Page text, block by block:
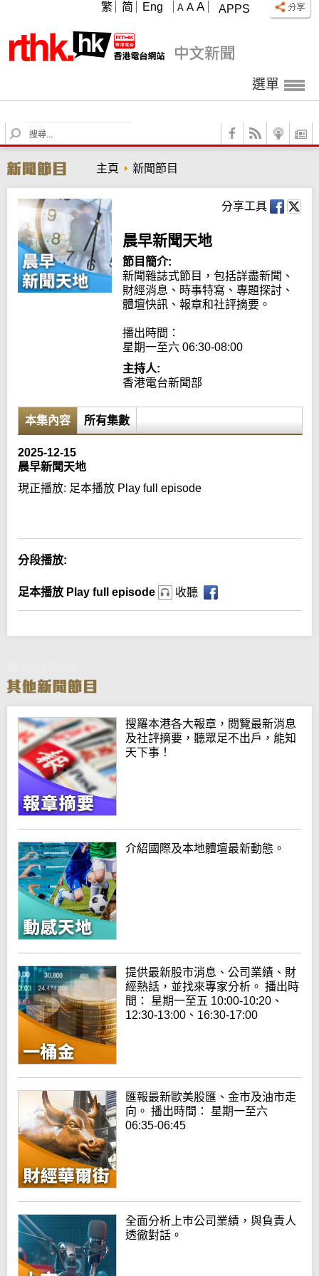
APPS
A A A
繁 简 Eng
選單
S
e
r
c
h
主頁 新聞節目
分享工具
晨早新聞天地
節目簡介:
新聞雜誌式節目，包括詳盡新聞、
財經消息、時事特寫、專題探討、
體壇快訊、報章和社評摘要。
播出時間：
星期一至六 06:30-08:00
主持人:
香港電台新聞部
本集內容 所有集數
2025-12-15
晨早新聞天地
現正播放: 足本播放 Play full episode
分段播放:
足本播放 Play full episode 收聽
搜羅本港各大報章，閱覽最新消息
及社評摘要，聽眾足不出戶，能知
天下事！
介紹國際及本地體壇最新動態。
提供最新股市消息、公司業績、財
經熱話，並找來專家分析。 播出時
間： 星期一至五 10:00-10:20、
12:30-13:00、16:30-17:00
匯報最新歐美股匯、金市及油市走
向。 播出時間： 星期一至六
06:35-06:45
全面分析上巿公司業績，與負責人
透徹對話。